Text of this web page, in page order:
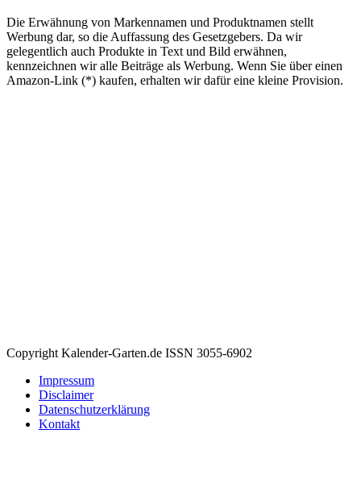
Die Erwähnung von Markennamen und Produktnamen stellt
Werbung dar, so die Auffassung des Gesetzgebers. Da wir
gelegentlich auch Produkte in Text und Bild erwähnen,
kennzeichnen wir alle Beiträge als Werbung. Wenn Sie über einen
Amazon-Link (*) kaufen, erhalten wir dafür eine kleine Provision.
Copyright Kalender-Garten.de ISSN 3055-6902
Impressum
Disclaimer
Datenschutzerklärung
Kontakt